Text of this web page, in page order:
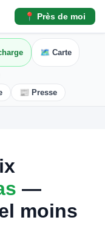
📍 Près de moi
🗺️ Carte
📰 Presse
—
moins